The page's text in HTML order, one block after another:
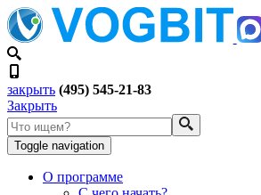
закрыть (495) 545-21-83
Закрыть
Toggle navigation
О программе